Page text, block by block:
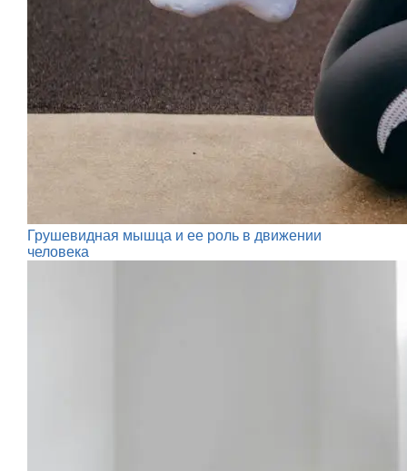
Грушевидная мышца и ее роль в движении
человека